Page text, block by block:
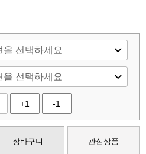
+1 -1
장바구니 관심상품